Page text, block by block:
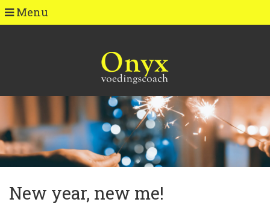
Menu
New year, new me!